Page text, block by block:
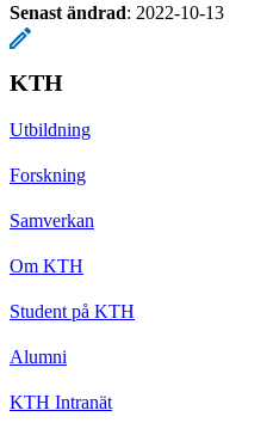
Senast ändrad: 2022-10-13
KTH
Utbildning
Forskning
Samverkan
Om KTH
Student på KTH
Alumni
KTH Intranät